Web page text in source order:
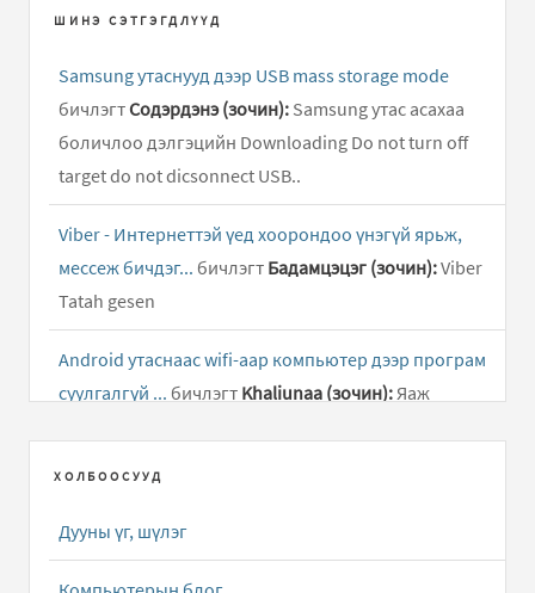
ШИНЭ СЭТГЭГДЛҮҮД
Samsung утаснууд дээр USB mass storage mode
бичлэгт
Содэрдэнэ (зочин): Samsung утас асахаа
боличлоо дэлгэцийн Downloading Do not turn off
target do not dicsonnect USB..
Viber - Интернеттэй үед хоорондоо үнэгүй ярьж,
мессеж бичдэг... бичлэгт Бадамцэцэг (зочин):Viber
Tatah gesen
Android утаснаас wifi-аар компьютер дээр програм
суулгалгүй ... бичлэгт Khaliunaa (зочин):Яаж
Facebook app - Фэйсбүүк сайтын апп татах
ХОЛБООСУУД
Дууны үг, шүлэг